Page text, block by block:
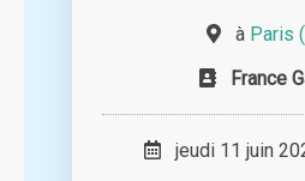
à Paris
France
jeudi 11 juin